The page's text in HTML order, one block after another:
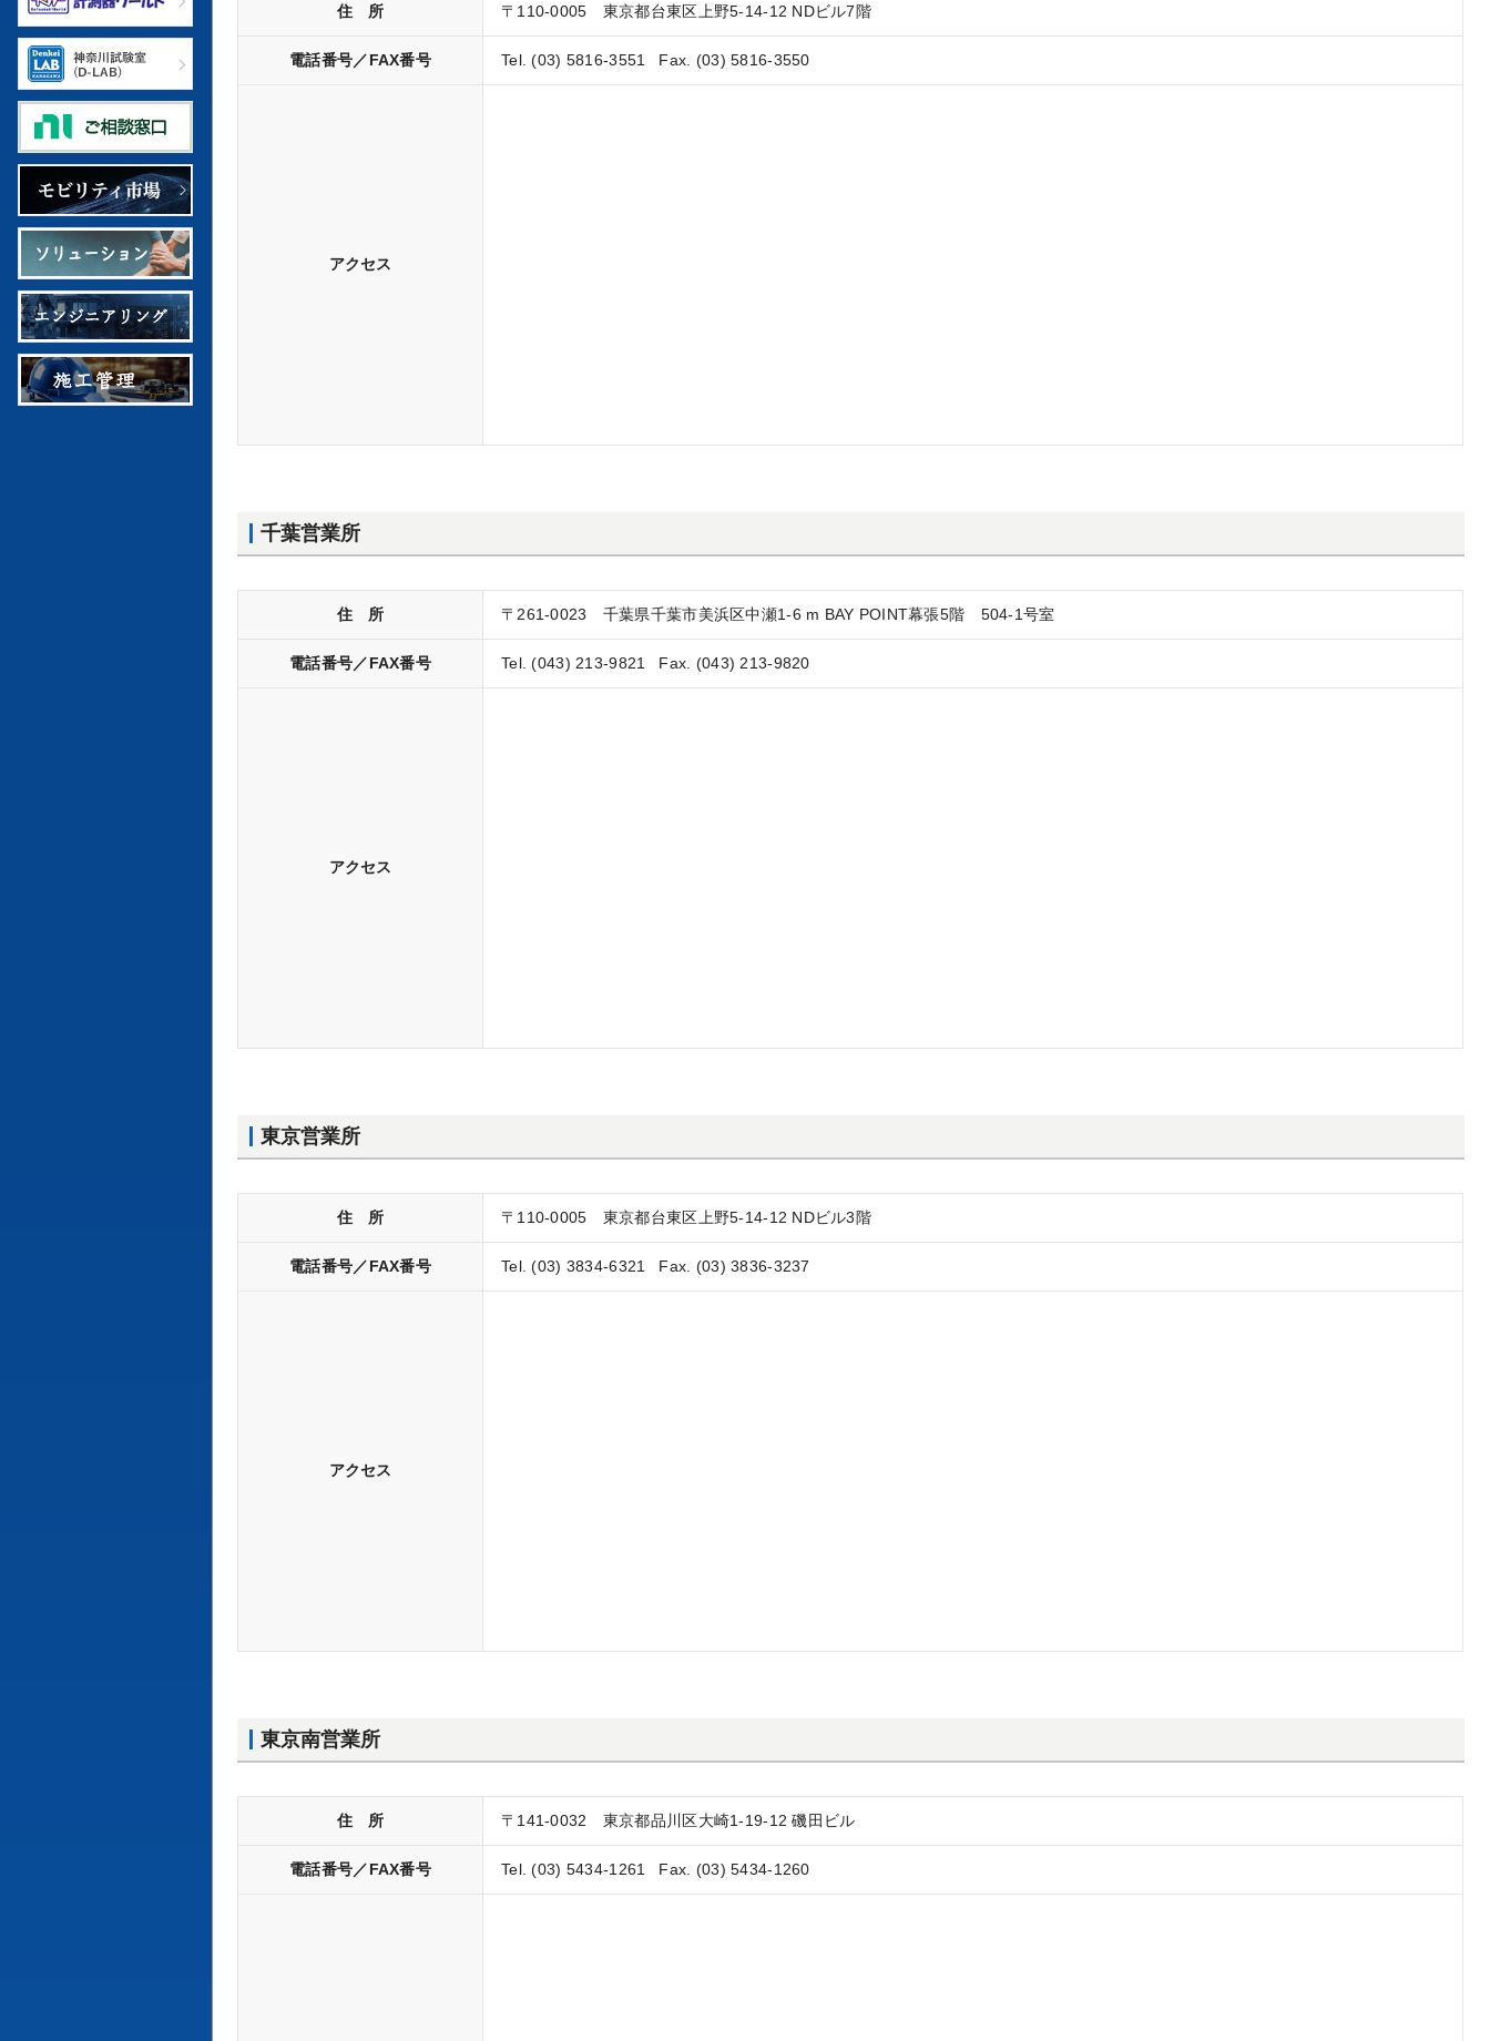
住 所 〒110-0005 東京都台東区上野5-14-12 NDビル7階
電話番号／FAX番号 Tel. (03) 5816-3551 Fax. (03) 5816-3550
アクセス
千葉営業所
住 所 〒261-0023 千葉県千葉市美浜区中瀬1-6 m BAY POINT幕張5階 504-1号室
電話番号／FAX番号 Tel. (043) 213-9821 Fax. (043) 213-9820
アクセス
東京営業所
住 所 〒110-0005 東京都台東区上野5-14-12 NDビル3階
電話番号／FAX番号 Tel. (03) 3834-6321 Fax. (03) 3836-3237
アクセス
東京南営業所
住 所 〒141-0032 東京都品川区大崎1-19-12 磯田ビル
電話番号／FAX番号 Tel. (03) 5434-1261 Fax. (03) 5434-1260